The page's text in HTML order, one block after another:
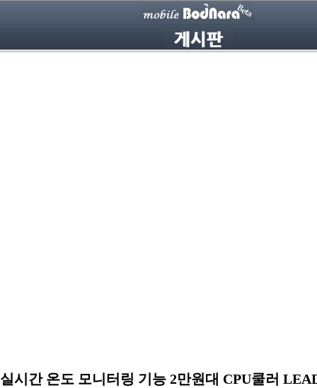
실시간 온도 모니터링 기능 2만원대 CPU쿨러